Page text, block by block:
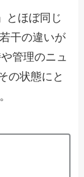
とほぼ同じ
干の違いが
管理のニュ
の状態にと